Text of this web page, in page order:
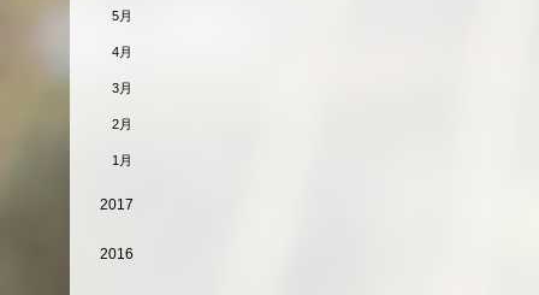
5月
4月
3月
2月
1月
2017
2016